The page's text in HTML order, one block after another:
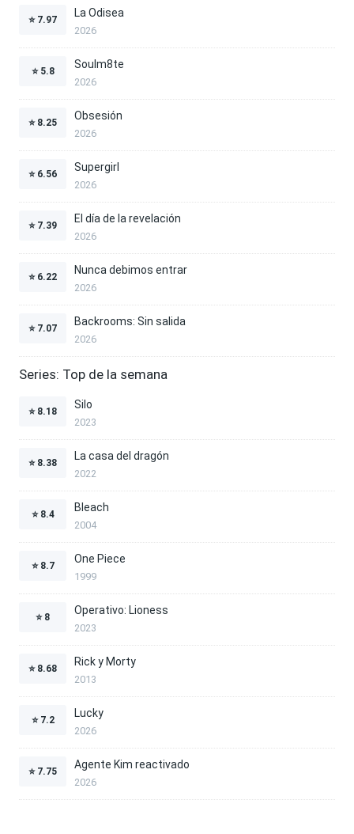
⭐ 7.97
La Odisea
2026
⭐ 5.8
Soulm8te
2026
⭐ 8.25
Obsesión
2026
⭐ 6.56
Supergirl
2026
⭐ 7.39
El día de la revelación
2026
⭐ 6.22
Nunca debimos entrar
2026
⭐ 7.07
Backrooms: Sin salida
2026
Series: Top de la semana
⭐ 8.18
Silo
2023
⭐ 8.38
La casa del dragón
2022
⭐ 8.4
Bleach
2004
⭐ 8.7
One Piece
1999
⭐ 8
Operativo: Lioness
2023
⭐ 8.68
Rick y Morty
2013
⭐ 7.2
Lucky
2026
⭐ 7.75
Agente Kim reactivado
2026